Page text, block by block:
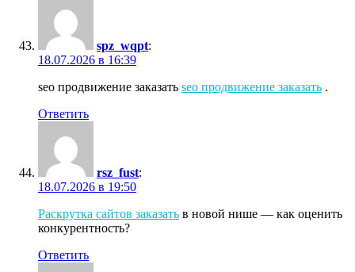
spz_wqpt:
18.07.2026 в 16:39
seo продвижение заказать seo продвижение заказать .
Ответить
rsz_fust:
18.07.2026 в 19:50
Раскрутка сайтов заказать в новой нише — как оценить
конкурентность?
Ответить